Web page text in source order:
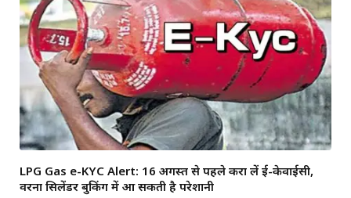
LPG Gas e-KYC Alert: 16 अगस्त से पहले करा लें ई-केवाईसी,
वरना सिलेंडर बुकिंग में आ सकती है परेशानी